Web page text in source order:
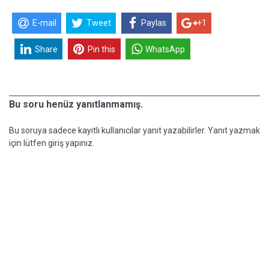
E-mail Tweet Paylas +1
Share Pin this WhatsApp
Bu soru henüz yanıtlanmamış.
Bu soruya sadece kayıtlı kullanıcılar yanıt yazabilirler. Yanıt yazmak
için lütfen giriş yapınız.